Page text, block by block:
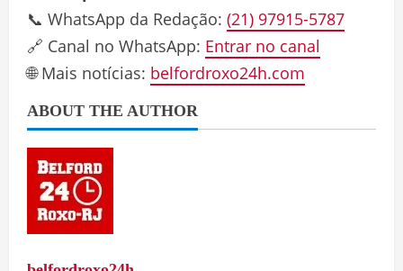
📞 WhatsApp da Redação: (21) 97915-5787
🔗 Canal no WhatsApp: Entrar no canal
🌐 Mais notícias: belfordroxo24h.com
ABOUT THE AUTHOR